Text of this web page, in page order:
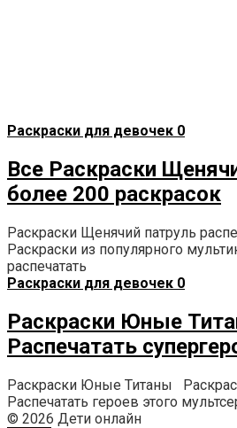
Раскраски для девочек 0
Все Раскраски
более 200 раскрасок
Раскраски Щенячий патруль
Раскраски из популярного
распечатать
Раскраски для девочек 0
Раскраски Юные
Распечатать
Раскраски Юные Титаны
Распечатать героев этого
© 2026 Дети онлайн